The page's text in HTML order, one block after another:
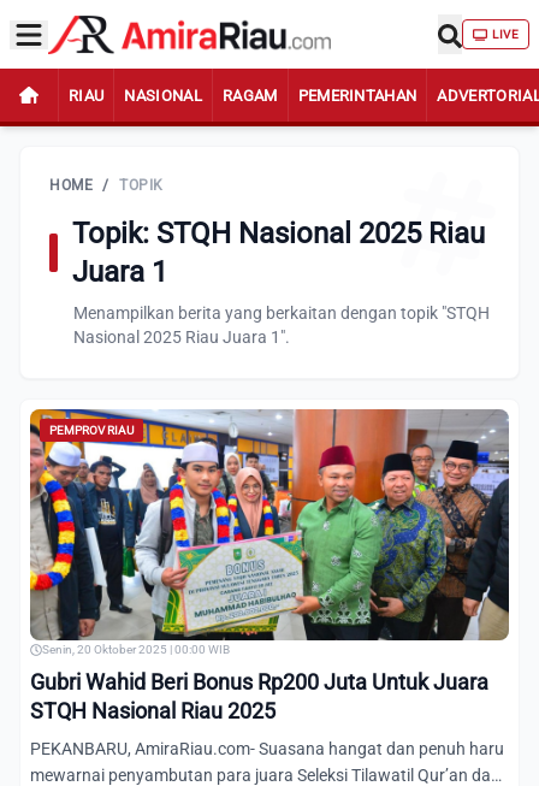
LIVE
RIAU NASIONAL RAGAM PEMERINTAHAN
HOME / TOPIK
Topik: STQH Nasional 2025 Riau
Juara 1
Menampilkan berita yang berkaitan dengan topik "STQH
Nasional 2025 Riau Juara 1".
PEMPROV RIAU
Senin, 20 Oktober 2025 | 00:00 WIB
Gubri Wahid Beri Bonus Rp200 Juta Untuk Juara
STQH Nasional Riau 2025
PEKANBARU, AmiraRiau.com- Suasana hangat dan penuh haru
mewarnai penyambutan para juara Seleksi Tilawatil Qur’an dan